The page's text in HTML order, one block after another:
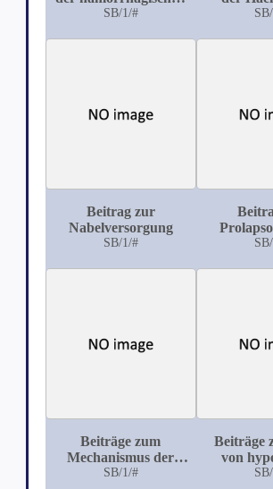
Läsionen der Placenta
SB/1/#
Retro-
Beitrag zur
Nabelversorgung
SB/1/#
nach
Beiträge zum
Mechanismus der
physiologischen
SB/1/#
Beiträge
von